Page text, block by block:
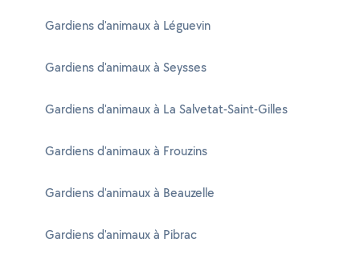
Gardiens d'animaux à Léguevin
Gardiens d'animaux à Seysses
Gardiens d'animaux à La Salvetat-Saint-Gilles
Gardiens d'animaux à Frouzins
Gardiens d'animaux à Beauzelle
Gardiens d'animaux à Pibrac